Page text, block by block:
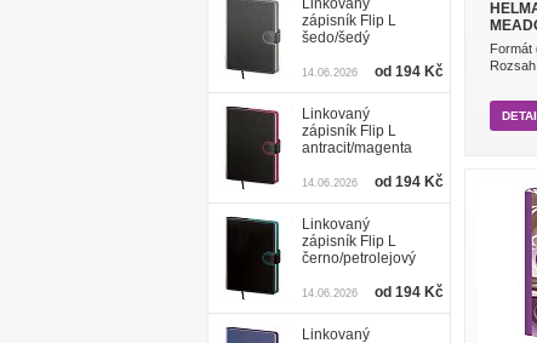
Formát
Rozsah
Linkovaný
zápisník Flip L
šedo/šedý
14.06.2026 od 194 Kč
Linkovaný
zápisník Flip L
antracit/magenta
14.06.2026 od 194 Kč
Linkovaný
zápisník Flip L
černo/petrolejový
14.06.2026 od 194 Kč
Linkovaný